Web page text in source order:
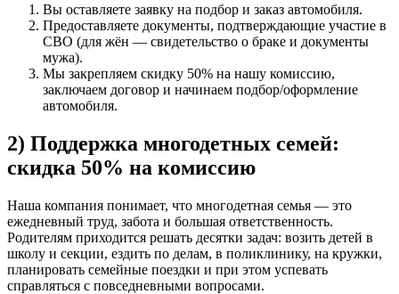
Вы оставляете заявку на подбор и заказ автомобиля.
Предоставляете документы, подтверждающие участие в
СВО (для жён — свидетельство о браке и документы
мужа).
Мы закрепляем скидку 50% на нашу комиссию,
заключаем договор и начинаем подбор/оформление
автомобиля.
2) Поддержка многодетных семей:
скидка 50% на комиссию
Наша компания понимает, что многодетная семья — это
ежедневный труд, забота и большая ответственность.
Родителям приходится решать десятки задач: возить детей в
школу и секции, ездить по делам, в поликлинику, на кружки,
планировать семейные поездки и при этом успевать
справляться с повседневными вопросами.